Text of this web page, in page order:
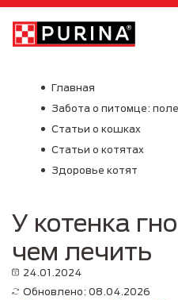
Skip to main content
Главная
Забота о питомце:
Статьи о кошках
Статьи о котятах
Здоровье котят
У котенка
чем лечить
24.01.2024
Обновлено: 08.04.2026